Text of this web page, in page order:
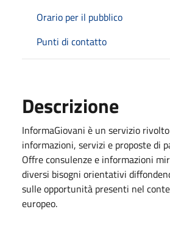
Orario per il pubblico
Punti di contatto
Descrizione
InformaGiovani è un servizio
informazioni, servizi e proposte di
Offre consulenze e informazioni
diversi bisogni orientativi
sulle opportunità presenti nel
europeo.